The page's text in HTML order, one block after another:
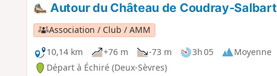
Autour du Château de Coudray-Salbart
Association / Club / AMM
10,14 km
+76 m -73 m 3h 05
Moyenne
Départ à Échiré (Deux-Sèvres)